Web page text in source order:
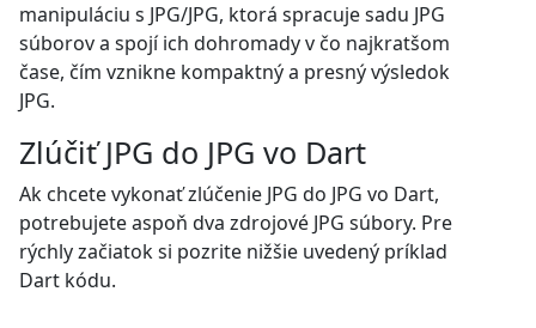
manipuláciu s JPG/JPG, ktorá spracuje sadu JPG
súborov a spojí ich dohromady v čo najkratšom
čase, čím vznikne kompaktný a presný výsledok
JPG.
Zlúčiť JPG do JPG vo Dart
Ak chcete vykonať zlúčenie JPG do JPG vo Dart,
potrebujete aspoň dva zdrojové JPG súbory. Pre
rýchly začiatok si pozrite nižšie uvedený príklad
Dart kódu.